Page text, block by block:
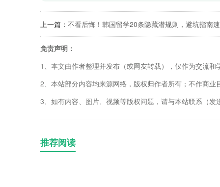
上一篇： 不看后悔！韩国留学20条隐藏潜规则，避坑指南
免责声明：
1、本文由作者整理并发布（或网友转载），仅作为交流
2、本站部分内容均来源网络，版权归作者所有；不作商业
3、如有内容、图片、视频等版权问题，请与本站联系（
推荐阅读